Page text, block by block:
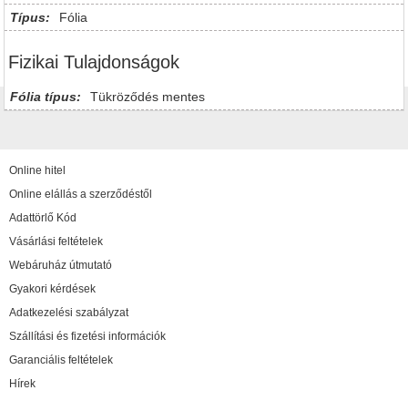
Típus:
Fólia
Fizikai Tulajdonságok
Fólia típus: Tükröződés mentes
Online hitel
Online elállás a szerződéstől
Adattörlő Kód
Vásárlási feltételek
Webáruház útmutató
Gyakori kérdések
Adatkezelési szabályzat
Szállítási és fizetési információk
Garanciális feltételek
Hírek